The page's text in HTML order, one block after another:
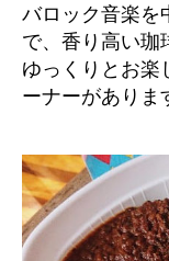
バロック音楽を
で、香り高い珈
ゆっくりとお楽
ーナーがありま